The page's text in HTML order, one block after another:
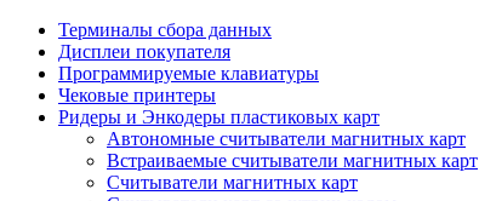
Терминалы сбора данных
Дисплеи покупателя
Программируемые клавиатуры
Чековые принтеры
Ридеры и Энкодеры пластиковых карт
Автономные считыватели магнитных карт
Встраиваемые считыватели магнитных карт
Считыватели магнитных карт